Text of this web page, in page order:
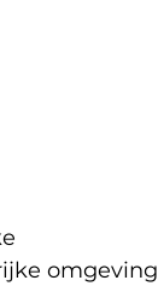
omgeving